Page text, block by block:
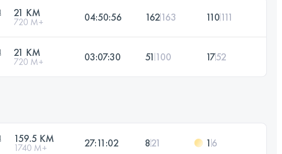
21 KM
720 M+ 04:50:56 162163 110111
21 KM
720 M+ 03:07:30 51 100 1752
159.5 KM
1740 M+ 27:11:02 821 1 6